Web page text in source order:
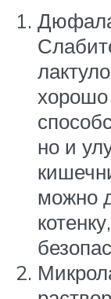
хорошо
но и
можно